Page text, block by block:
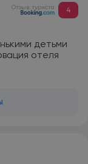
Отзыв туриста 4
детьми
отеля